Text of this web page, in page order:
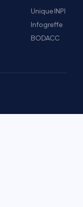
Unique INPI
Infogreffe
BODACC